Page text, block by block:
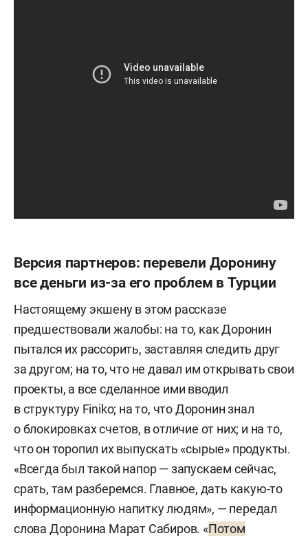
Версия партнеров: перевели Доронину
все деньги из-за его проблем в Турции
Настоящему экшену в этом рассказе
предшествовали жалобы: на то, как Доронин
пытался их рассорить, заставляя следить друг
за другом; на то, что не давал им открывать свои
проекты, а все сделанное ими вводил
в структуру Finiko; на то, что Доронин знал
о блокировках счетов, в отличие от них; и на то,
что он торопил их выпускать «сырые» продукты.
«Всегда был такой напор — запускаем сейчас,
срать, там разберемся. Главное, дать какую-то
информационную напитку людям», — передал
слова Доронина Марат Сабиров. «Потом